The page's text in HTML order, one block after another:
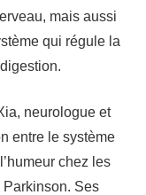
mais aussi
qui régule la
neurologue et
entre le système
chez les
Ses